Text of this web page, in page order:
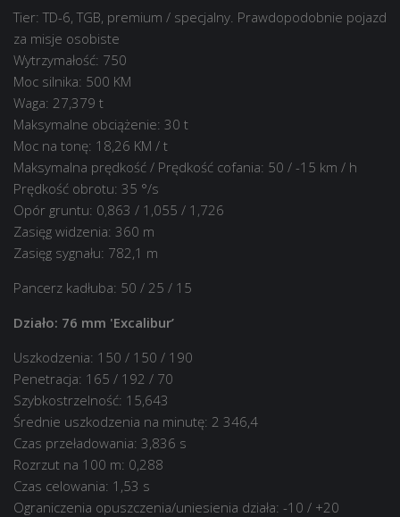
Tier: TD-6, TGB, premium / specjalny. Prawdopodobnie pojazd
za misje osobiste
Wytrzymałość: 750
Moc silnika: 500 KM
Waga: 27,379 t
Maksymalne obciążenie: 30 t
Moc na tonę: 18,26 KM / t
Maksymalna prędkość / Prędkość cofania: 50 / -15 km / h
Prędkość obrotu: 35 °/s
Opór gruntu: 0,863 / 1,055 / 1,726
Zasięg widzenia: 360 m
Zasięg sygnału: 782,1 m
Pancerz kadłuba: 50 / 25 / 15
Działo: 76 mm 'Excalibur’
Uszkodzenia: 150 / 150 / 190
Penetracja: 165 / 192 / 70
Szybkostrzelność: 15,643
Średnie uszkodzenia na minutę: 2 346,4
Czas przeładowania: 3,836 s
Rozrzut na 100 m: 0,288
Czas celowania: 1,53 s
Ograniczenia opuszczenia/uniesienia działa: -10 / +20